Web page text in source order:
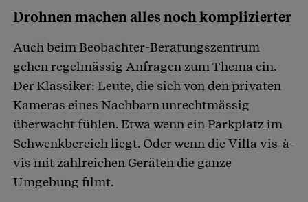
Drohnen machen alles noch komplizierter
Auch beim Beobachter-Beratungszentrum
gehen regelmässig Anfragen zum Thema ein.
Der Klassiker: Leute, die sich von den privaten
Kameras eines Nachbarn unrechtmässig
überwacht fühlen. Etwa wenn ein Parkplatz im
Schwenkbereich liegt. Oder wenn die Villa vis-à-
vis mit zahlreichen Geräten die ganze
Umgebung filmt.